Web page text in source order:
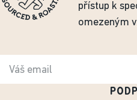
přístup k
omezeným